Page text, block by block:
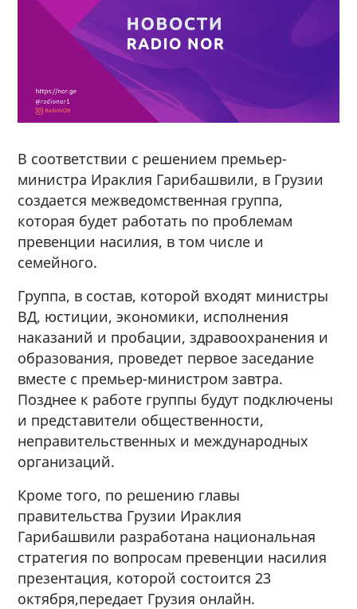
В соответствии с решением премьер-
министра Ираклия Гарибашвили, в Грузии
создается межведомственная группа,
которая будет работать по проблемам
превенции насилия, в том числе и
семейного.
Группа, в состав, которой входят министры
ВД, юстиции, экономики, исполнения
наказаний и пробации, здравоохранения и
образования, проведет первое заседание
вместе с премьер-министром завтра.
Позднее к работе группы будут подключены
и представители общественности,
неправительственных и международных
организаций.
Кроме того, по решению главы
правительства Грузии Ираклия
Гарибашвили разработана национальная
стратегия по вопросам превенции насилия
презентация, которой состоится 23
октября,передает Грузия онлайн.